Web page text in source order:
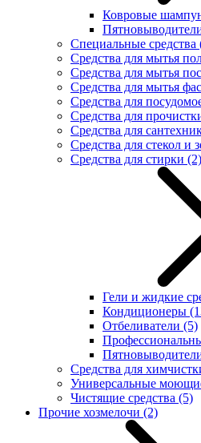
Ковровые
Специальные средства
Средства для мытья
Средства для мытья
Средства для мытья
Средства для
Средства для
Средства для
Средства для стекол и
Средства для стирки (2)
Гели и жидкие
Кондиционеры
Отбеливатели (5)
Средства для
Универсальные
Чистящие средства (5)
Прочие хозмелочи (2)